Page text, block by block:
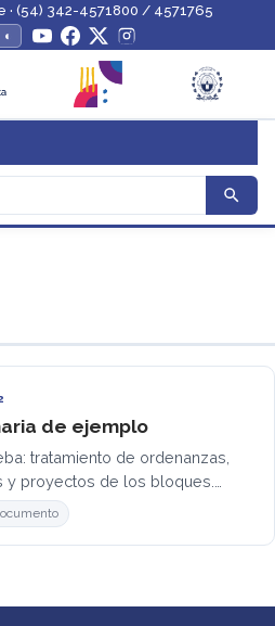
· (54) 342-4571800 / 4571765
◐
de ejemplo
tratamiento de ordenanzas,
y proyectos de los bloques.…